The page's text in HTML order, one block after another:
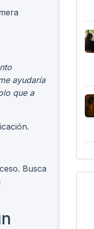
ayudaría
que a
Busca